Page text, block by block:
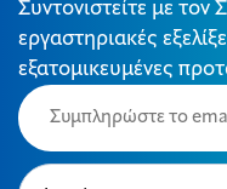
Συντονιστείτε με τον
εργαστηριακές
εξατομικευμένες
Email
(Required)
Type